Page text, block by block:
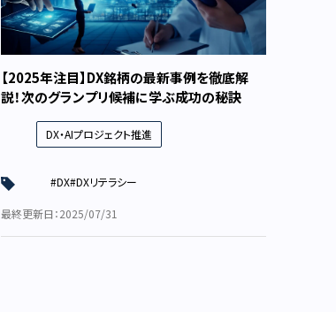
【2025年注目】DX銘柄の最新事例を徹底解
説！次のグランプリ候補に学ぶ成功の秘訣
DX・AIプロジェクト推進
#DX#DXリテラシー
最終更新日：2025/07/31